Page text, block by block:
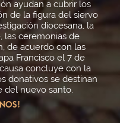
ayudan a cubrir los
de la figura del siervo
diocesana, la
las ceremonias de
de acuerdo con las
Francisco el 7 de
concluye con la
donativos se destinan
del nuevo santo.